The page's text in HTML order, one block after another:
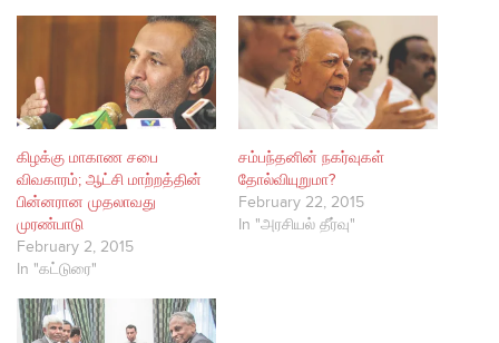
கிழக்கு மாகாண சபை
விவகாரம்; ஆட்சி மாற்றத்தின்
பின்னரான முதலாவது
முரண்பாடு
February 2, 2015
In "கட்டுரை"
சம்பந்தனின் நகர்வுகள்
தோல்வியுறுமா?
February 22, 2015
In "அரசியல் தீர்வு"